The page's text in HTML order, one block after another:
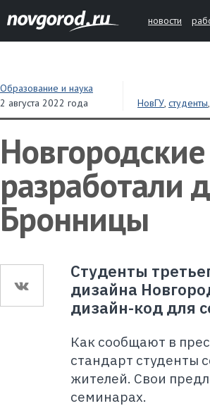
новости
Образование и наука
2 августа 2022 года
НовГУ, студенты,
разработали
Бронницы
Студенты
дизайна
дизайн-код для
Как сообщают в
стандарт студенты
жителей. Свои
семинарах.